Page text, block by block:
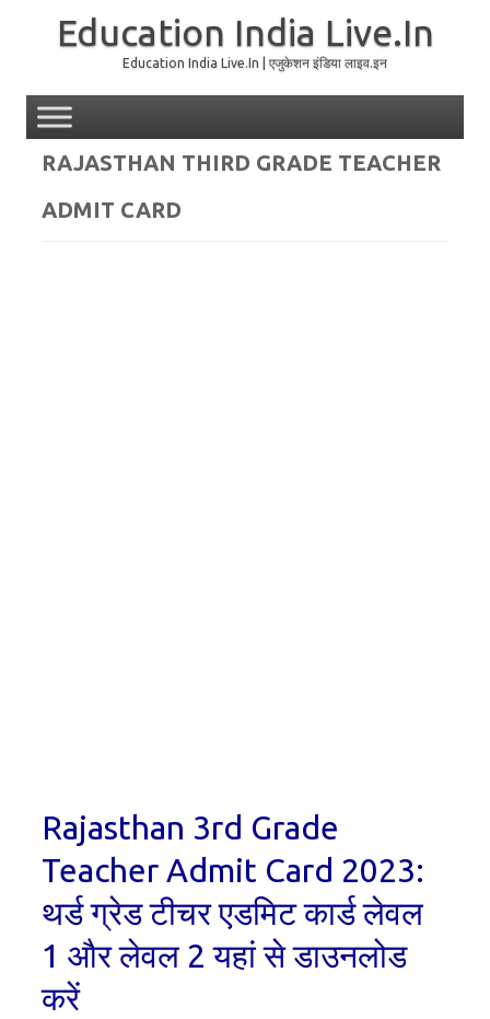
Education India Live.In
Education India Live.In | एजुकेशन इंडिया लाइव.इन
RAJASTHAN THIRD GRADE TEACHER
ADMIT CARD
Rajasthan 3rd Grade
Teacher Admit Card 2023:
थर्ड ग्रेड टीचर एडमिट कार्ड लेवल
1 और लेवल 2 यहां से डाउनलोड
करें